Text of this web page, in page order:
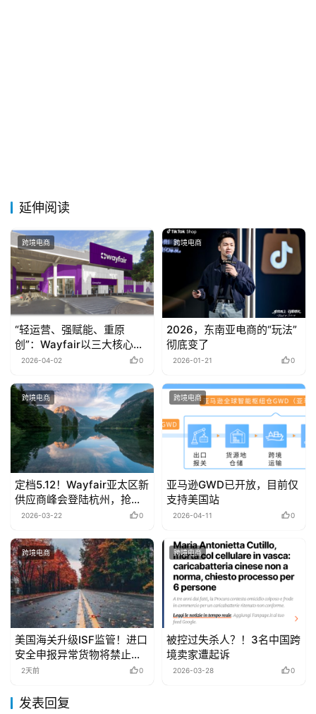
延伸阅读
跨境电商
“轻运营、强赋能、重原
创”：Wayfair以三大核心优
势，开启2026中国家居出海
2026-04-02 0
跨境电商
2026，东南亚电商的“玩法”
彻底变了
2026-01-21 0
跨境电商
定档5.12！Wayfair亚太区新
供应商峰会登陆杭州，抢跑
千亿家居蓝海
2026-03-22 0
跨境电商
亚马逊GWD已开放，目前仅
支持美国站
2026-04-11 0
跨境电商
美国海关升级ISF监管！进口
安全申报异常货物将禁止装
船2天前 0
跨境电商
被控过失杀人？！3名中国跨
境卖家遭起诉
2026-03-28 0
发表回复